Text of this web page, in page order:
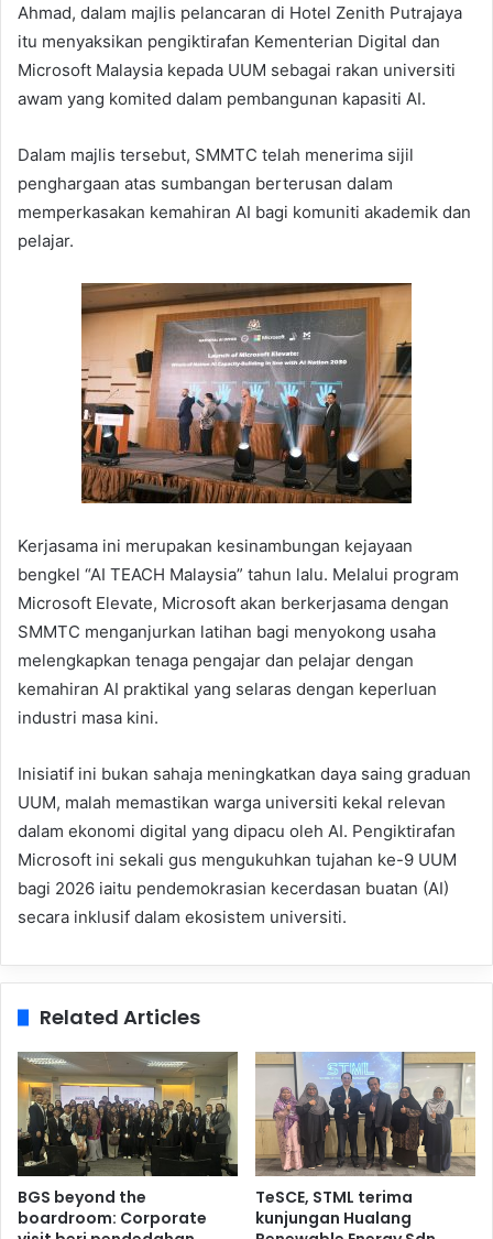
Ahmad, dalam majlis pelancaran di Hotel Zenith Putrajaya
itu menyaksikan pengiktirafan Kementerian Digital dan
Microsoft Malaysia kepada UUM sebagai rakan universiti
awam yang komited dalam pembangunan kapasiti AI.
Dalam majlis tersebut, SMMTC telah menerima sijil
penghargaan atas sumbangan berterusan dalam
memperkasakan kemahiran AI bagi komuniti akademik dan
pelajar.
Kerjasama ini merupakan kesinambungan kejayaan
bengkel “AI TEACH Malaysia” tahun lalu. Melalui program
Microsoft Elevate, Microsoft akan berkerjasama dengan
SMMTC menganjurkan latihan bagi menyokong usaha
melengkapkan tenaga pengajar dan pelajar dengan
kemahiran AI praktikal yang selaras dengan keperluan
industri masa kini.
Inisiatif ini bukan sahaja meningkatkan daya saing graduan
UUM, malah memastikan warga universiti kekal relevan
dalam ekonomi digital yang dipacu oleh AI. Pengiktirafan
Microsoft ini sekali gus mengukuhkan tujahan ke-9 UUM
bagi 2026 iaitu pendemokrasian kecerdasan buatan (AI)
secara inklusif dalam ekosistem universiti.
Related Articles
BGS beyond the
boardroom: Corporate
TeSCE, STML terima
kunjungan Hualang